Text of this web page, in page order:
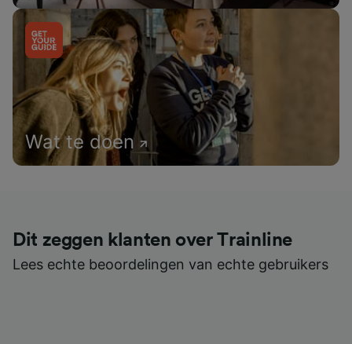
Wat te doen
Dit zeggen klanten over Trainline
Lees echte beoordelingen van echte gebruikers